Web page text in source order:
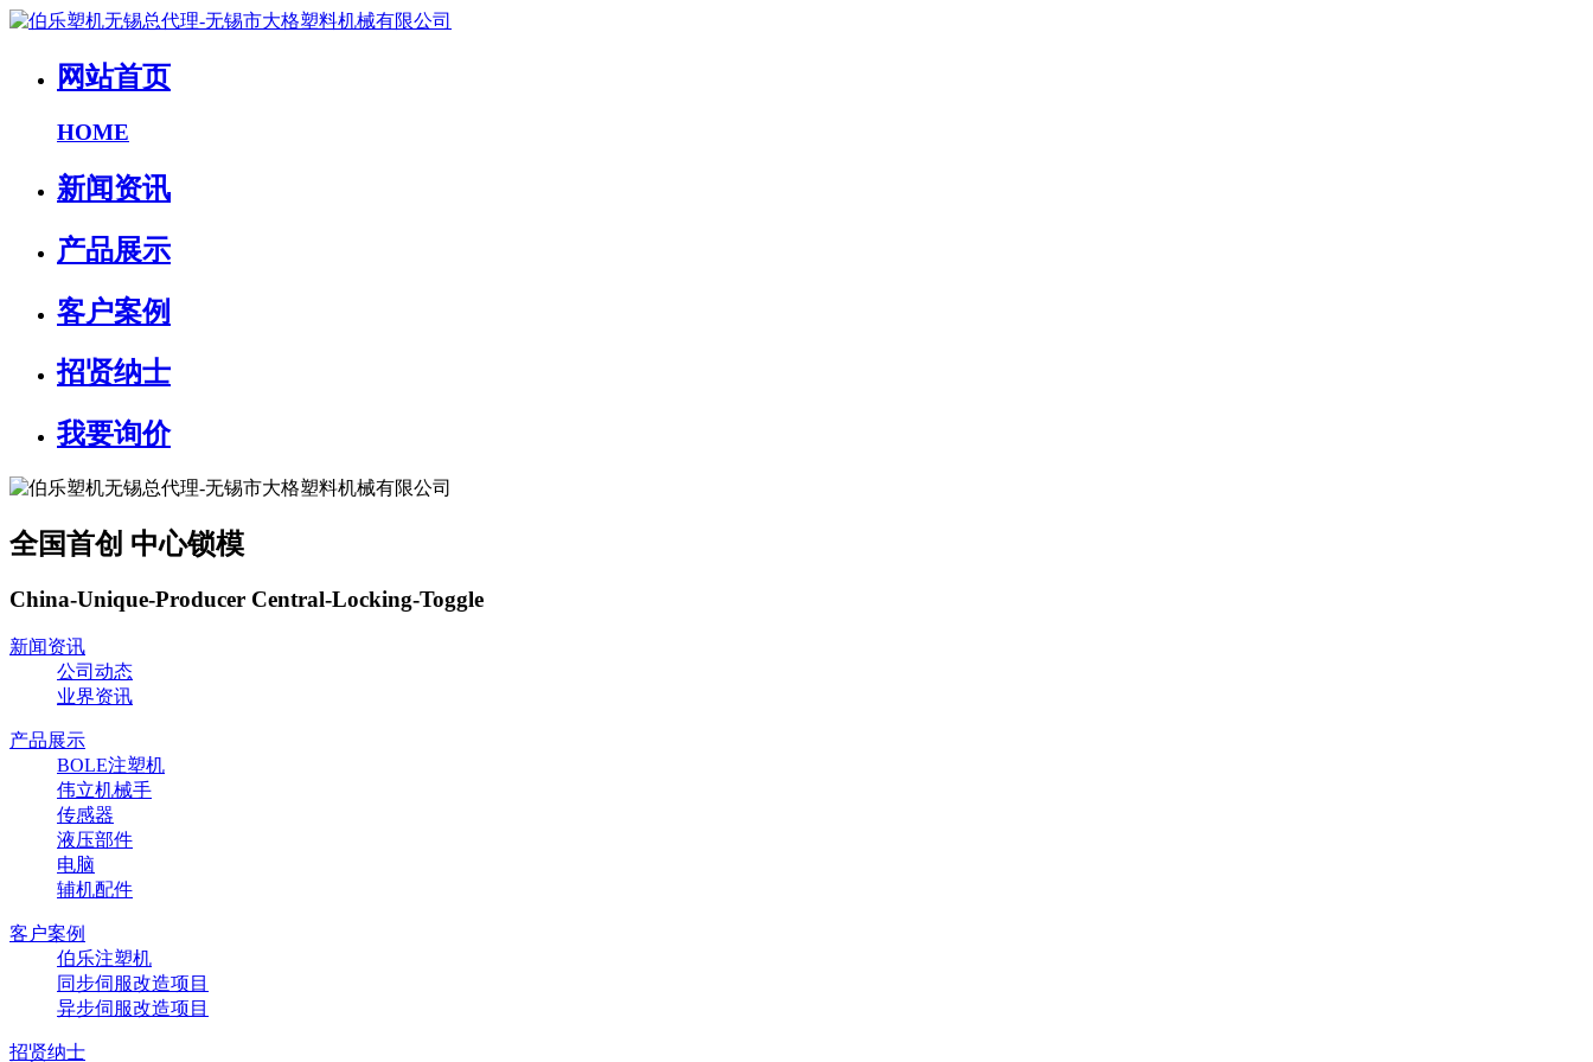
网站首页
HOME
新闻资讯
产品展示
客户案例
招贤纳士
我要询价
全国首创 中心锁模
China-Unique-Producer Central-Locking-Toggle
新闻资讯
公司动态
业界资讯
产品展示
BOLE注塑机
伟立机械手
传感器
液压部件
电脑
辅机配件
客户案例
伯乐注塑机
同步伺服改造项目
异步伺服改造项目
招贤纳士